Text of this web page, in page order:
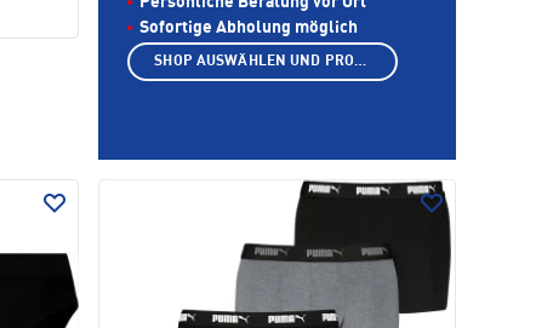
Sofortige Abholung möglich
SHOP AUSWÄHLEN UND PRODUKTE ANZEIGEN